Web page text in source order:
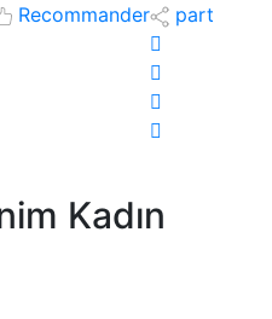
Recommander part
Kadın